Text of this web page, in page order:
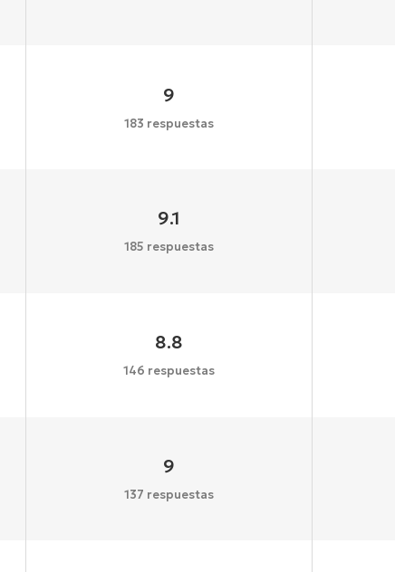
9
183 respuestas
9.1
185 respuestas
8.8
146 respuestas
9
137 respuestas